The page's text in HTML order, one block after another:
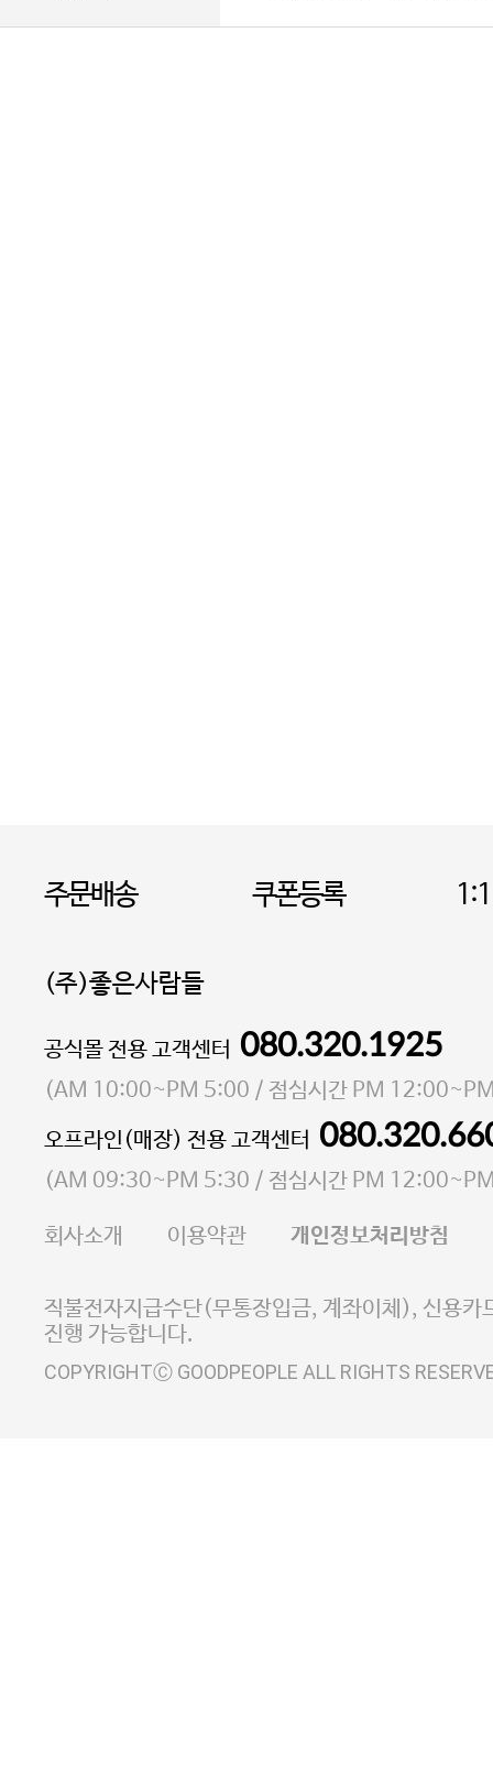
주문배송 쿠폰등록
(주)좋은사람들
대표 이성현,박영환| 개인정보관리책임자 김상현
소재지 서울특별시 마포구 마포대로4다길 41 마포
통신판매업 신고번호 2023-서울마포-3931호
사업자등록번호 105-81-58242
E-MAIL goodpeople@gpin.co.kr
사업자정보확인
이니시스 에스크로 서비
공식몰 전용 고객센터 080.320.1925
(AM 10:00~PM 5:00 / 점심시간 PM
오프라인(매장) 전용 고객센터
(AM 09:30~PM 5:30 / 점심시간 PM
회사소개 이용약관 개인정보처리방침
직불전자지급수단(무통장입금, 계좌이체), 신용카
진행 가능합니다.
COPYRIGHTⒸ GOODPEOPLE ALL RIGHTS